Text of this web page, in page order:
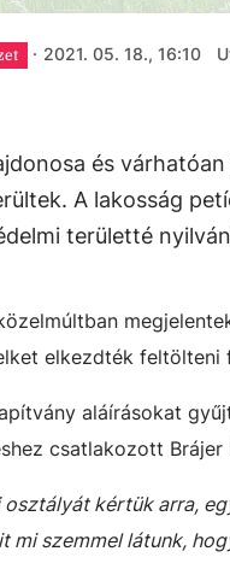
· 2021. 05. 18., 16:10
és
A lakosság
területté
elkezdték feltölteni
aláírásokat
csatlakozott
kértük arra,
szemmel látunk,